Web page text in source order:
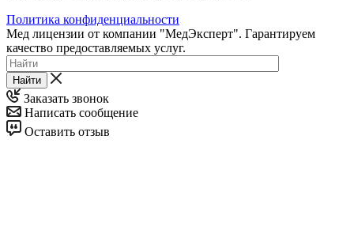
Политика конфиденциальности
Мед лицензии от компании "МедЭксперт". Гарантируем
качество предоставляемых услуг.
Найти
Заказать звонок
Написать сообщение
Оставить отзыв